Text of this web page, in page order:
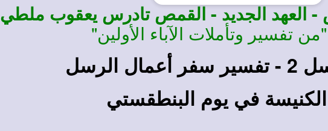
- العهد الجديد - القمص تادرس يعقوب ملطي
تفسير وتأملات الآباء الأولين"
الرسل
الكنيسة في يوم البنطقستي